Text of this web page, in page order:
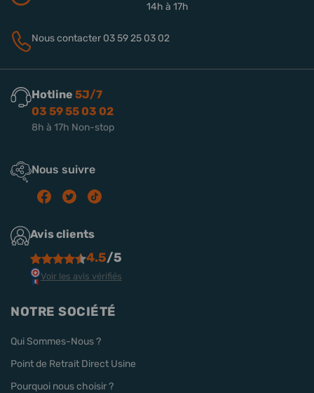
14h à 17h
Nous contacter 03 59 25 03 02
Hotline 5J/7
03 59 55 03 02
8h à 17h Non-stop
Nous suivre
Avis clients
4.5/5
Voir les avis vérifiés
NOTRE SOCIÉTÉ
Qui Sommes-Nous ?
Point de Retrait Direct Usine
Pourquoi nous choisir ?